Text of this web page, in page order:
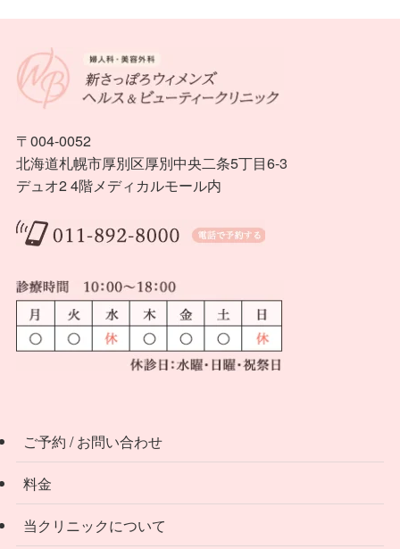
〒004-0052
北海道札幌市厚別区厚別中央二条5丁目6-3
デュオ2 4階メディカルモール内
ご予約 / お問い合わせ
料金
当クリニックについて